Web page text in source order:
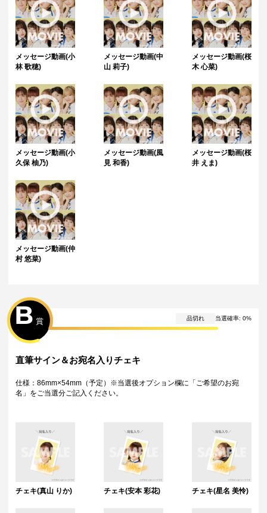
す。
・海外への配送は対応致しておりません。
特典について
・多連特典をご希望の場合、「くじ引き内容の選択」にてご希望の景品
が付与されているボタンを選択の上でくじ引きを行ってください。
・「くじ引き内容の選択」にて1回ボタンを選択の上、一定回数のくじ引
きを行った場合は特典"対象外"となりますのでご注意ください。
・Wチャンス賞の抽選方式および利用方法はくじページ下部の「Wチャン
ス賞」の欄にて詳細をご確認いただけます。
メッセージ動画(小
林 歌穂)
メッセージ動画(中
山 莉子)
メッセージ動画(桜
木 心菜)
メッセージ動画(小
久保 柚乃)
メッセージ動画(風
見 和香)
メッセージ動画(桜
井 えま)
メッセージ動画(仲
村 悠菜)
品切れ 当選確率: 0%
B 賞
直筆サイン＆お宛名入りチェキ
仕様：86mm×54mm（予定）※当選後オプション欄に「ご希望のお宛
名」をご当選分ご記入ください。
チェキ(真山 りか) チェキ(安本 彩花) チェキ(星名 美怜)